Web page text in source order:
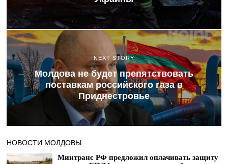
NEXT STORY
Молдова не будет препятствовать
поставкам российского газа в
Приднестровье
НОВОСТИ МОЛДОВЫ
Минтранс РФ предложил оплачивать защиту